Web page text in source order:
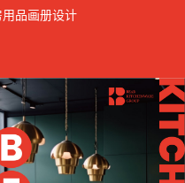
品画册设计